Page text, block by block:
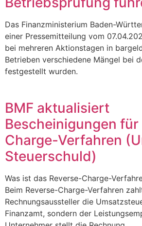
Das Finanzministerium Baden-
einer Pressemitteilung vom
bei mehreren Aktionstagen in
Betrieben verschiedene Mängel bei
festgestellt wurden.
BMF aktualisiert
Bescheinigungen für
Charge-Verfahren
Steuerschuld)
Was ist das Reverse-Charge-
Beim Reverse-Charge-Verfahren
Rechnungsaussteller die
Finanzamt, sondern der